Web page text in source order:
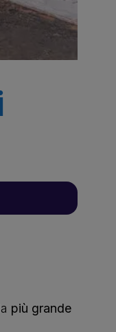
più grande